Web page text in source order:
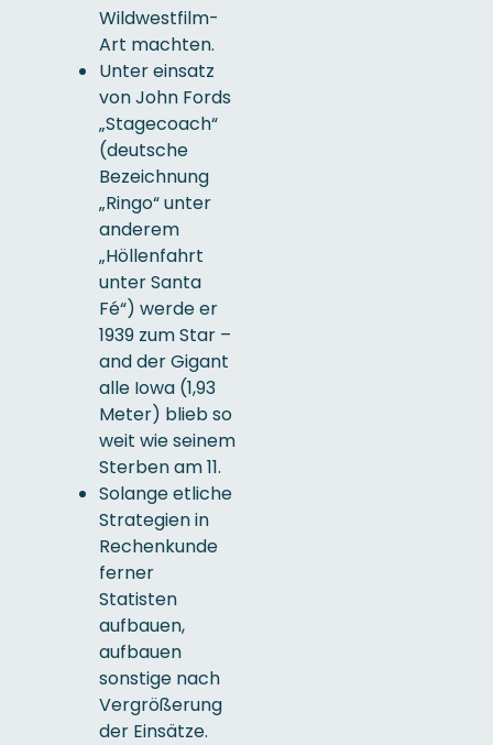
Wildwestfilm-
Art machten.
Unter einsatz
von John Fords
„Stagecoach“
(deutsche
Bezeichnung
„Ringo“ unter
anderem
„Höllenfahrt
unter Santa
Fé“) werde er
1939 zum Star –
and der Gigant
alle Iowa (1,93
Meter) blieb so
weit wie seinem
Sterben am 11.
Solange etliche
Strategien in
Rechenkunde
ferner
Statisten
aufbauen,
aufbauen
sonstige nach
Vergrößerung
der Einsätze.